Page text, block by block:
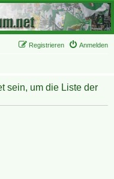
Anmelden
Registrieren
sein, um die Liste der